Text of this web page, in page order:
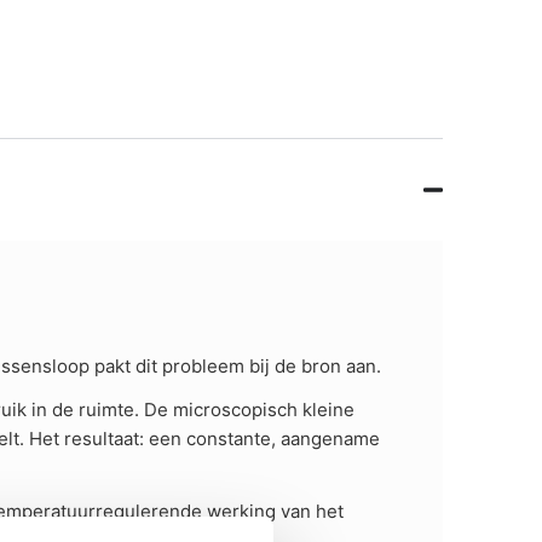
pakt dit probleem bij de bron aan.
in de ruimte. De microscopisch kleine
Het resultaat: een constante, aangename
werking van het